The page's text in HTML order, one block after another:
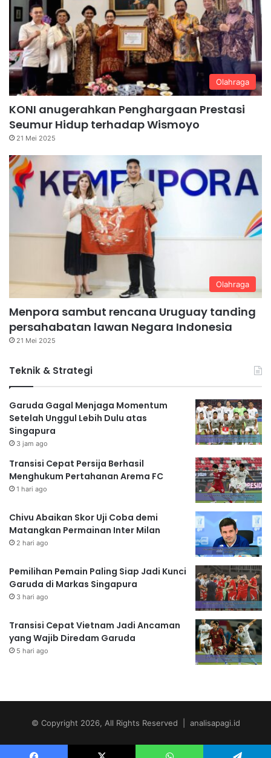
Olahraga
KONI anugerahkan Penghargaan Prestasi
Seumur Hidup terhadap Wismoyo
21 Mei 2025
Olahraga
Menpora sambut rencana Uruguay tanding
persahabatan lawan Negara Indonesia
21 Mei 2025
Teknik & Strategi
Garuda Gagal Menjaga Momentum
Setelah Unggul Lebih Dulu atas
Singapura
3 jam ago
Transisi Cepat Persija Berhasil
Menghukum Pertahanan Arema FC
1 hari ago
Chivu Abaikan Skor Uji Coba demi
Matangkan Permainan Inter Milan
2 hari ago
Pemilihan Pemain Paling Siap Jadi Kunci
Garuda di Markas Singapura
3 hari ago
Transisi Cepat Vietnam Jadi Ancaman
yang Wajib Diredam Garuda
5 hari ago
© Copyright 2026, All Rights Reserved | analisapagi.id